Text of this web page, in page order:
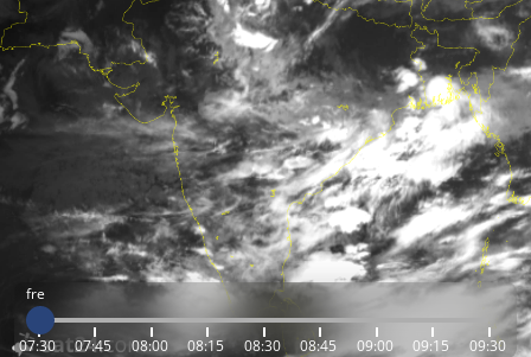
fre
07:30 07:45 08:00 08:15 08:30 08:45 09:00 09:15 09:30